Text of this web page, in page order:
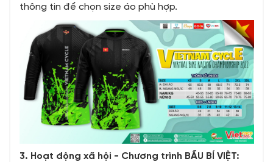
thông tin để chọn size áo phù hợp.
3. Hoạt động xã hội - Chương trình BẦU BÍ VIỆT: